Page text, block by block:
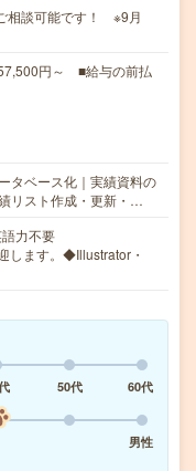
相談可能です！ ※9月
円～ ■給与の前払
タベース化｜実績資料の
リスト作成・更新・…
力不要
します。◆Illustrator・
50代
60代
男性